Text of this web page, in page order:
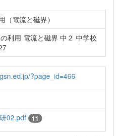
（電流と磁界）
利用 電流と磁界 中２ 中学校
?page_id=466
02.pdf 11